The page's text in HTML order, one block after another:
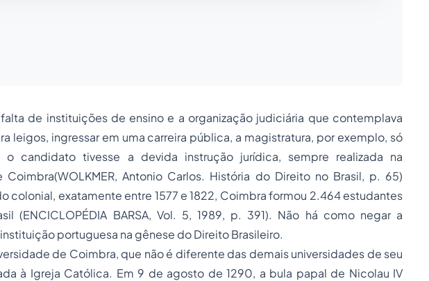
de instituições de ensino e a organização judiciária que contemplava
leigos, ingressar em uma carreira pública, a magistratura, por exemplo, só
o candidato tivesse a devida instrução jurídica, sempre realizada na
Coimbra(WOLKMER, Antonio Carlos. História do Direito no Brasil, p. 65)
colonial, exatamente entre 1577 e 1822, Coimbra formou 2.464 estudantes
(ENCICLOPÉDIA BARSA, Vol. 5, 1989, p. 391). Não há como negar a
portuguesa na gênese do Direito Brasileiro.
de Coimbra, que não é diferente das demais universidades de seu
à Igreja Católica. Em 9 de agosto de 1290, a bula papal de Nicolau IV